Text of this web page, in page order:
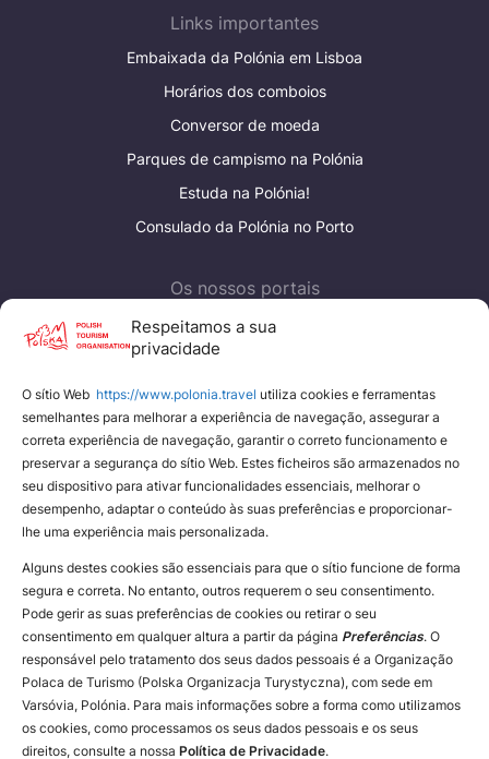
Respeitamos a sua
privacidade
O sítio Web https://www.polonia.travel utiliza cookies e ferramentas
semelhantes para melhorar a experiência de navegação, assegurar a
correta experiência de navegação, garantir o correto funcionamento e
preservar a segurança do sítio Web. Estes ficheiros são armazenados no
seu dispositivo para ativar funcionalidades essenciais, melhorar o
desempenho, adaptar o conteúdo às suas preferências e proporcionar-
lhe uma experiência mais personalizada.
Alguns destes cookies são essenciais para que o sítio funcione de forma
segura e correta. No entanto, outros requerem o seu consentimento.
Pode gerir as suas preferências de cookies ou retirar o seu
consentimento em qualquer altura a partir da página Preferências. O
responsável pelo tratamento dos seus dados pessoais é a Organização
Polaca de Turismo (Polska Organizacja Turystyczna), com sede em
Varsóvia, Polónia. Para mais informações sobre a forma como utilizamos
os cookies, como processamos os seus dados pessoais e os seus
direitos, consulte a nossa Política de Privacidade.
Links importantes
Embaixada da Polónia em Lisboa
Horários dos comboios
Conversor de moeda
Parques de campismo na Polónia
Estuda na Polónia!
Consulado da Polónia no Porto
Os nossos portais
Polish Tourism Organisation
Eden Poland
Nossos portais
YouTube
Instagram
Facebook